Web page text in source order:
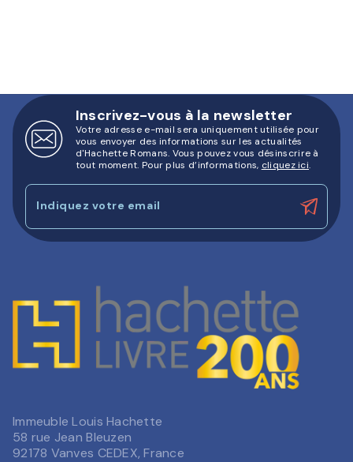
Inscrivez-vous à la newsletter
Votre adresse e-mail sera uniquement utilisée pour
vous envoyer des informations sur les actualités
d'Hachette Romans. Vous pouvez vous désinscrire à
tout moment. Pour plus d’informations, cliquez ici.
Indiquez votre email
Immeuble Louis Hachette
58 rue Jean Bleuzen
92178 Vanves CEDEX, France